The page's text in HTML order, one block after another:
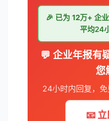
🎉 已为 12万+ 企
平均24
💬 企业年报有
您
24小时内回复，
📧